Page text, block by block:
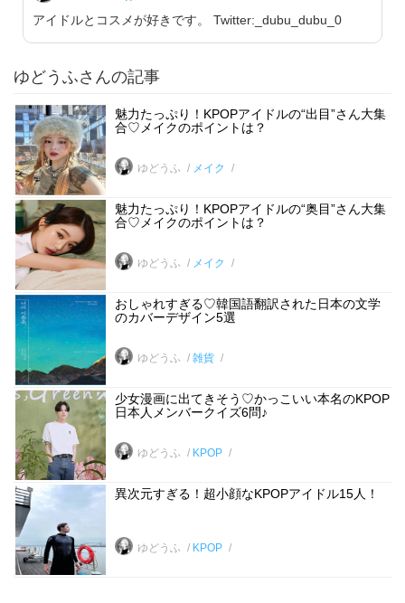
アイドルとコスメが好きです。 Twitter:_dubu_dubu_0
ゆどうふさんの記事
魅力たっぷり！KPOPアイドルの“出目”さん大集
合♡メイクのポイントは？
ゆどうふ メイク
魅力たっぷり！KPOPアイドルの“奥目”さん大集
合♡メイクのポイントは？
ゆどうふ メイク
おしゃれすぎる♡韓国語翻訳された日本の文学
のカバーデザイン5選
ゆどうふ 雑貨
少女漫画に出てきそう♡かっこいい本名のKPOP
日本人メンバークイズ6問♪
ゆどうふ KPOP
異次元すぎる！超小顔なKPOPアイドル15人！
ゆどうふ KPOP